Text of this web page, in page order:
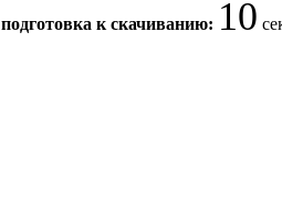
подготовка к скачиванию:9сек.